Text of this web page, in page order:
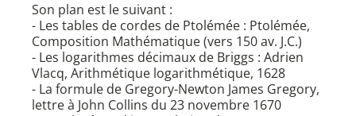
Son plan est le suivant :
- Les tables de cordes de Ptolémée : Ptolémée,
Composition Mathématique (vers 150 av. J.C.)
- Les logarithmes décimaux de Briggs : Adrien
Vlacq, Arithmétique logarithmétique, 1628
- La formule de Gregory-Newton James Gregory,
lettre à John Collins du 23 novembre 1670